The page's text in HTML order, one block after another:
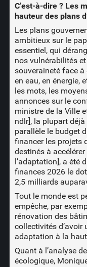
C’est-à-dire ? Les
hauteur des plans
Les plans
ambitieux sur le
essentiel, qui
nos vulnérabilités
souveraineté face
en eau, en énergie,
les mots, les
annonces sur le
ministre de la Ville
ndlr], la plupart déjà
parallèle le budget
financer les projets
destinés à
l’adaptation], a été
finances 2026 le
2,5 milliards
Tout le monde est
empêche, par
rénovation des
collectivités d’avoir
adaptation à la
Quant à l’analyse
écologique,